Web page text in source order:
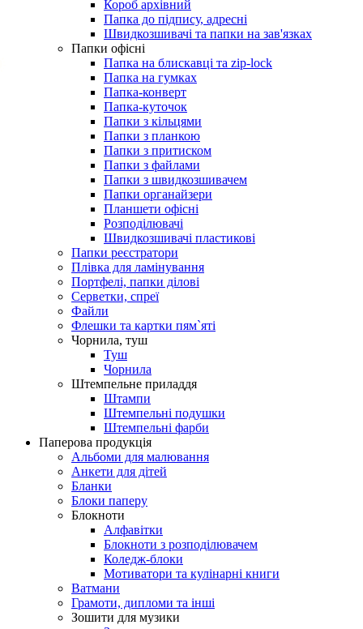
Короб архівний
Папка до підпису, адресні
Швидкозшивачі та папки на зав'язках
Папки офісні
Папка на блискавці та zip-lock
Папка на гумках
Папка-конверт
Папка-куточок
Папки з кільцями
Папки з планкою
Папки з притиском
Папки з файлами
Папки з швидкозшивачем
Папки органайзери
Планшети офісні
Розподілювачі
Швидкозшивачі пластикові
Папки реєстратори
Плівка для ламінування
Портфелі, папки ділові
Серветки, спреї
Файли
Флешки та картки пям`яті
Чорнила, туш
Туш
Чорнила
Штемпельне приладдя
Штампи
Штемпельні подушки
Штемпельні фарби
Паперова продукцiя
Альбоми для малювання
Анкети для дiтей
Бланки
Блоки паперу
Блокноти
Алфавітки
Блокноти з розподілювачем
Коледж-блоки
Мотиватори та кулінарні книги
Ватмани
Грамоти, дипломи та інші
Зошити для музики